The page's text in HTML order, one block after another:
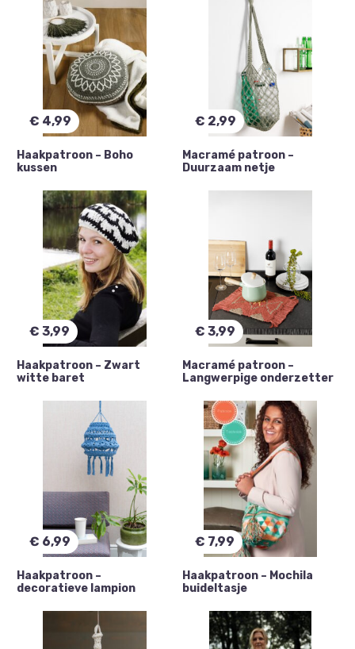
€ 4,99
Haakpatroon – Boho
kussen
€ 2,99
Macramé patroon –
Duurzaam netje
€ 3,99
Haakpatroon – Zwart
witte baret
€ 3,99
Macramé patroon –
Langwerpige onderzetter
€ 6,99
Haakpatroon –
decoratieve lampion
€ 7,99
Haakpatroon – Mochila
buideltasje